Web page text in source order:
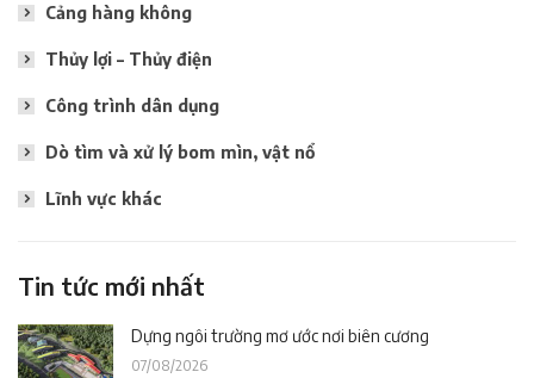
Cảng hàng không
Thủy lợi – Thủy điện
Công trình dân dụng
Dò tìm và xử lý bom mìn, vật nổ
Lĩnh vực khác
Tin tức mới nhất
Dựng ngôi trường mơ ước nơi biên cương
07/08/2026